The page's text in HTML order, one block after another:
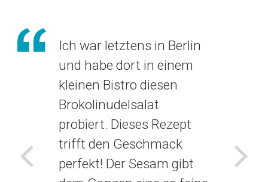
Ich war letztens in Berlin
und habe dort in einem
kleinen Bistro diesen
Brokolinudelsalat
probiert. Dieses Rezept
trifft den Geschmack
perfekt! Der Sesam gibt
Voriges